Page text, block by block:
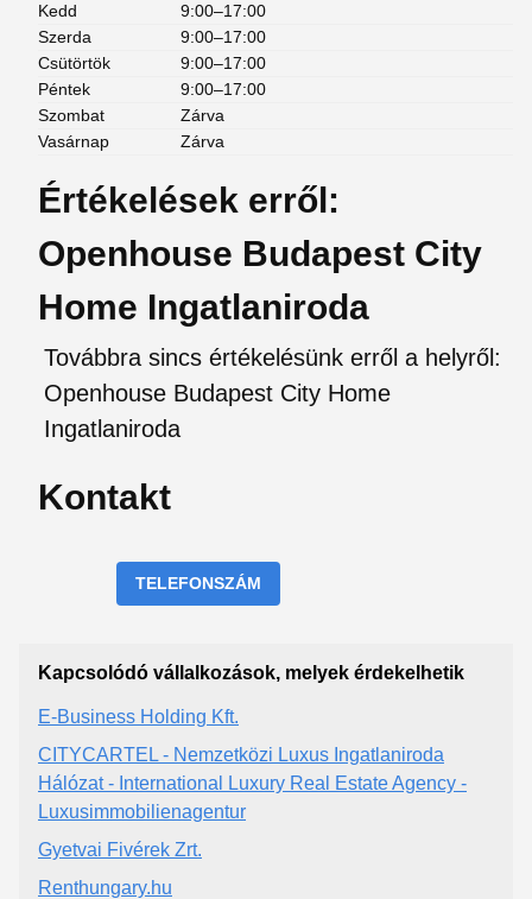
Kedd
9:00–17:00
Szerda
9:00–17:00
Csütörtök
9:00–17:00
Péntek
9:00–17:00
Szombat
Zárva
Vasárnap
Zárva
Értékelések erről:
Openhouse Budapest City
Home Ingatlaniroda
Továbbra sincs értékelésünk erről a helyről:
Openhouse Budapest City Home
Ingatlaniroda
Kontakt
TELEFONSZÁM
Kapcsolódó vállalkozások, melyek érdekelhetik
E-Business Holding Kft.
CITYCARTEL - Nemzetközi Luxus Ingatlaniroda
Hálózat - International Luxury Real Estate Agency -
Luxusimmobilienagentur
Gyetvai Fivérek Zrt.
Renthungary.hu